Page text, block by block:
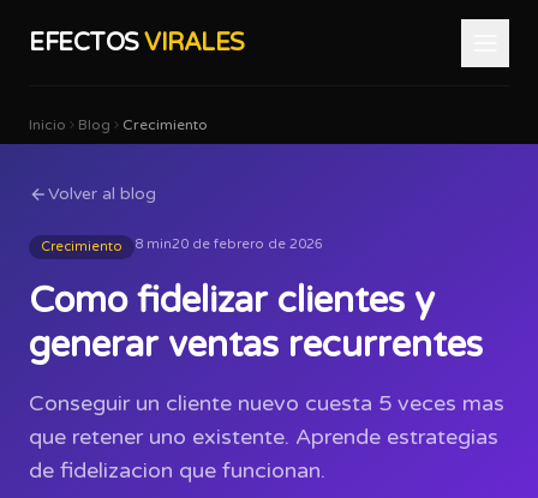
EFECTOSVIRALES
Inicio Blog Crecimiento
Volver al blog
Crecimiento 8 min20 de febrero de 2026
Como fidelizar clientes y
generar ventas recurrentes
Conseguir un cliente nuevo cuesta 5 veces mas
que retener uno existente. Aprende estrategias
de fidelizacion que funcionan.